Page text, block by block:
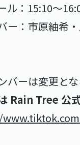
ル：15:10〜
ー：市原紬希
バーは変更とな
Rain Tree 公